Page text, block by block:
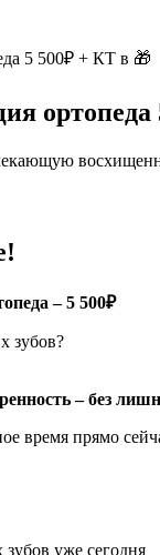
5 500₽ + КТ в 🎁
– 5 500₽
зубов?
– без
время прямо
зубов уже сегодня